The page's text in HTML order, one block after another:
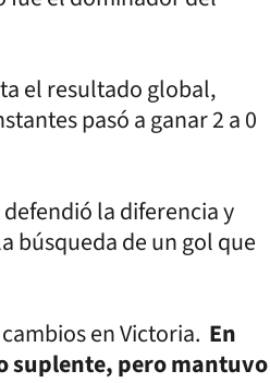
el resultado global,
pasó a ganar 2 a 0
la diferencia y
búsqueda de un gol que
en Victoria. En
suplente, pero mantuvo